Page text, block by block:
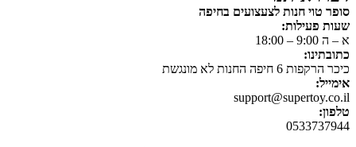
סופר טוי חנות לצעצועים בחיפה
שעות פעילות:
א – ה 9:00 – 18:00
כתובתינו:
כיכר הרקפות 6 חיפה החנות לא מונגשת
אימייל:
support@supertoy.co.il
טלפון:
0533737944